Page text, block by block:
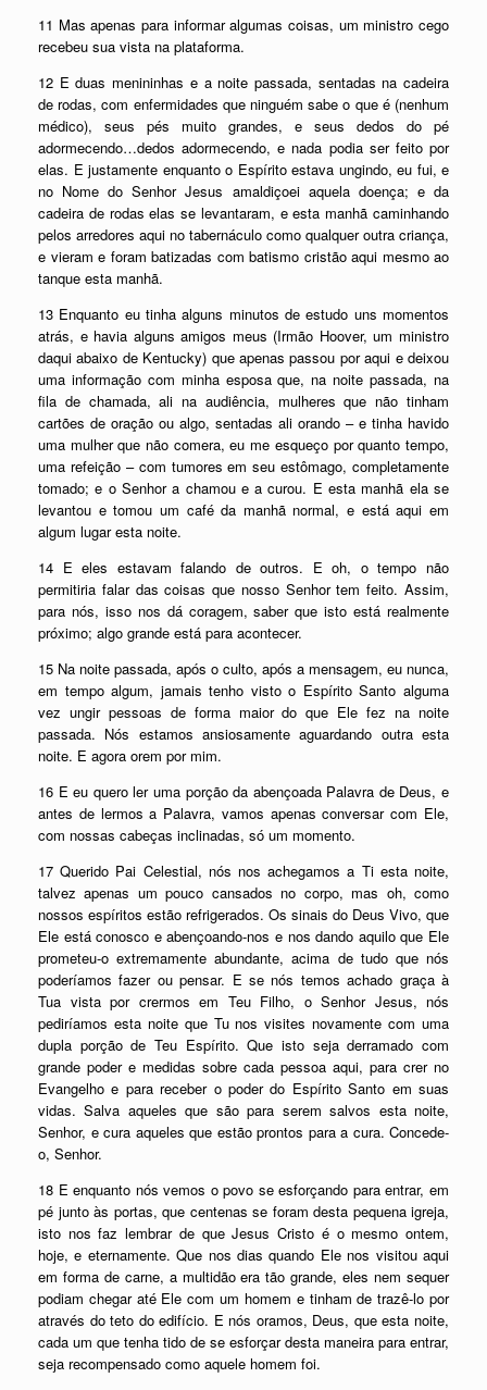
11 Mas apenas para informar algumas coisas, um ministro cego
recebeu sua vista na plataforma.
12 E duas menininhas e a noite passada, sentadas na cadeira
de rodas, com enfermidades que ninguém sabe o que é (nenhum
médico), seus pés muito grandes, e seus dedos do pé
adormecendo…dedos adormecendo, e nada podia ser feito por
elas. E justamente enquanto o Espírito estava ungindo, eu fui, e
no Nome do Senhor Jesus amaldiçoei aquela doença; e da
cadeira de rodas elas se levantaram, e esta manhã caminhando
pelos arredores aqui no tabernáculo como qualquer outra criança,
e vieram e foram batizadas com batismo cristão aqui mesmo ao
tanque esta manhã.
13 Enquanto eu tinha alguns minutos de estudo uns momentos
atrás, e havia alguns amigos meus (Irmão Hoover, um ministro
daqui abaixo de Kentucky) que apenas passou por aqui e deixou
uma informação com minha esposa que, na noite passada, na
fila de chamada, ali na audiência, mulheres que não tinham
cartões de oração ou algo, sentadas ali orando – e tinha havido
uma mulher que não comera, eu me esqueço por quanto tempo,
uma refeição – com tumores em seu estômago, completamente
tomado; e o Senhor a chamou e a curou. E esta manhã ela se
levantou e tomou um café da manhã normal, e está aqui em
algum lugar esta noite.
14 E eles estavam falando de outros. E oh, o tempo não
permitiria falar das coisas que nosso Senhor tem feito. Assim,
para nós, isso nos dá coragem, saber que isto está realmente
próximo; algo grande está para acontecer.
15 Na noite passada, após o culto, após a mensagem, eu nunca,
em tempo algum, jamais tenho visto o Espírito Santo alguma
vez ungir pessoas de forma maior do que Ele fez na noite
passada. Nós estamos ansiosamente aguardando outra esta
noite. E agora orem por mim.
16 E eu quero ler uma porção da abençoada Palavra de Deus, e
antes de lermos a Palavra, vamos apenas conversar com Ele,
com nossas cabeças inclinadas, só um momento.
17 Querido Pai Celestial, nós nos achegamos a Ti esta noite,
talvez apenas um pouco cansados no corpo, mas oh, como
nossos espíritos estão refrigerados. Os sinais do Deus Vivo, que
Ele está conosco e abençoando-nos e nos dando aquilo que Ele
prometeu-o extremamente abundante, acima de tudo que nós
poderíamos fazer ou pensar. E se nós temos achado graça à
Tua vista por crermos em Teu Filho, o Senhor Jesus, nós
pediríamos esta noite que Tu nos visites novamente com uma
dupla porção de Teu Espírito. Que isto seja derramado com
grande poder e medidas sobre cada pessoa aqui, para crer no
Evangelho e para receber o poder do Espírito Santo em suas
vidas. Salva aqueles que são para serem salvos esta noite,
Senhor, e cura aqueles que estão prontos para a cura. Concede-
o, Senhor.
18 E enquanto nós vemos o povo se esforçando para entrar, em
pé junto às portas, que centenas se foram desta pequena igreja,
isto nos faz lembrar de que Jesus Cristo é o mesmo ontem,
hoje, e eternamente. Que nos dias quando Ele nos visitou aqui
em forma de carne, a multidão era tão grande, eles nem sequer
podiam chegar até Ele com um homem e tinham de trazê-lo por
através do teto do edifício. E nós oramos, Deus, que esta noite,
cada um que tenha tido de se esforçar desta maneira para entrar,
seja recompensado como aquele homem foi.